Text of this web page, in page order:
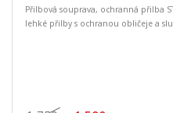
Přilbová souprava, ochranná přilba
lehké přilby s ochranou obličeje a